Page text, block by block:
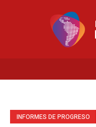
INFORMES DE PROGRESO